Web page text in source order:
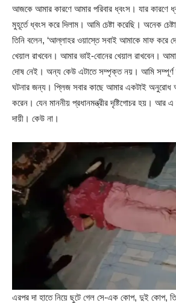
আজকে আমার কারণে আমার পরিবার ধ্বংস। যার
মুহূর্তে ধ্বংস করে দিলাম। আমি চেষ্টা করেছি। অনেক
তিনি বলেন, ‘আল্লাহর ওয়াস্তে সবাই আমাকে মাফ করে
খেয়াল রাখবেন। আমার ভাই-বোনের খেয়াল রাখবেন।
দোষ নেই। অন্য কেউ এটাতে সম্পৃক্ত নয়। আমি সম্পূর্ণ
ঘটনার জন্য। প্লিজ সবার কাছে আমার একটাই অনুরোধ
করেন। যেন মাননীয় প্রধানমন্ত্রীর দৃষ্টিগোচর হয়।
দায়ী। কেউ না।
এরপর দা হাতে নিয়ে ছুটে গেল সে-এক কোপ, দুই কোপ,